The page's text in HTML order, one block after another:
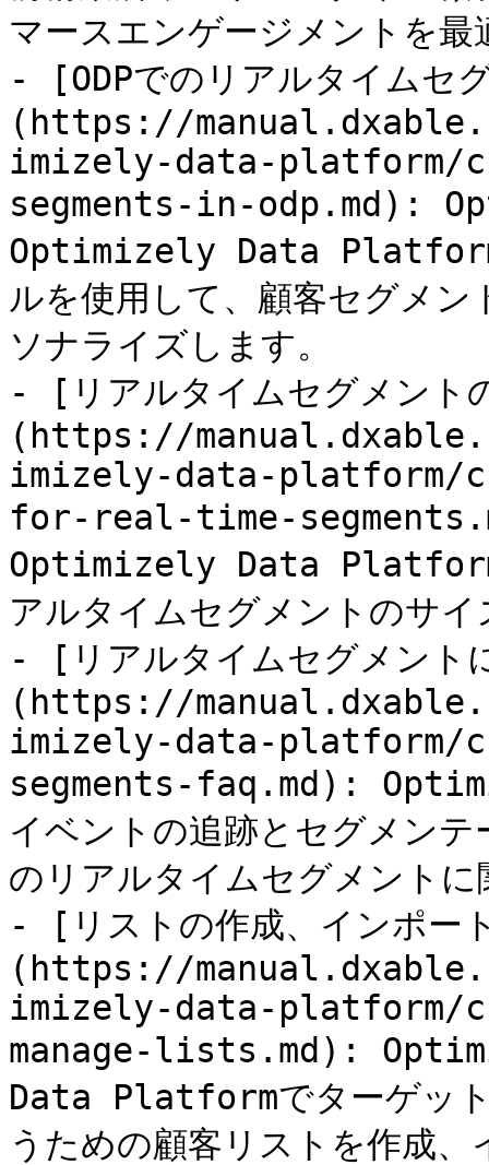
マースエンゲージメントを最
- [ODPでのリアルタイムセ
(https://
imizely-data-platform/
segments-in-odp.md):
Optimizely Data Platform
ルを使用して、顧客セグメ
ソナライズします。
- [リアルタイムセグメント
(https://
imizely-data-platform/
for-real-time-
Optimizely Data Platform
アルタイムセグメントのサ
- [リアルタイムセグメント
(https://
imizely-data-platform/
segments-faq.md):
イベントの追跡とセグメン
のリアルタイムセグメントに
- [リストの作成、インポー
(https://
imizely-data-platform/
manage-lists.md):
Data Platformでターゲット
うための顧客リストを作成